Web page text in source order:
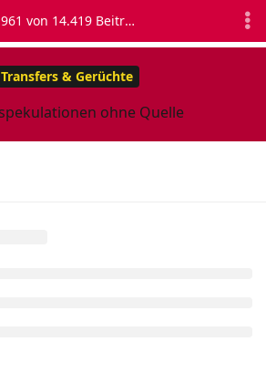
Transfers & Gerüchte
ohne Quelle
von 14.419 Beiträgen